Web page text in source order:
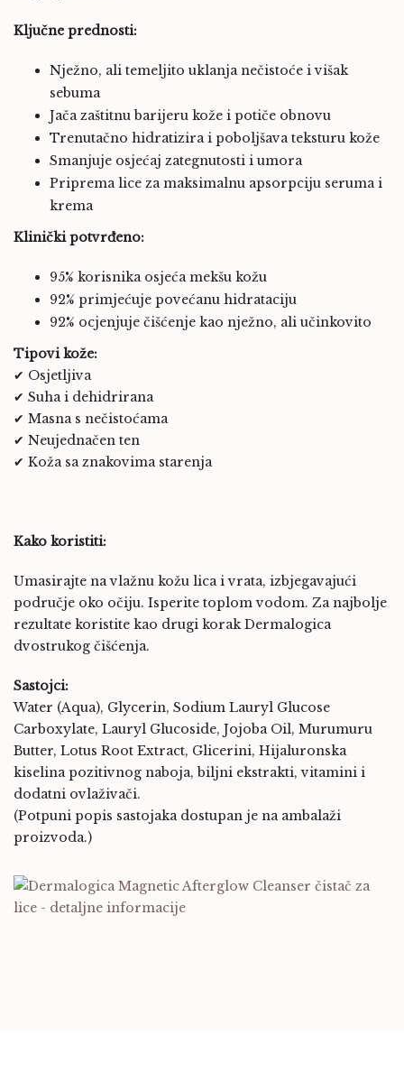
Ključne prednosti:
Nježno, ali temeljito uklanja nečistoće i višak
sebuma
Jača zaštitnu barijeru kože i potiče obnovu
Trenutačno hidratizira i poboljšava teksturu kože
Smanjuje osjećaj zategnutosti i umora
Priprema lice za maksimalnu apsorpciju seruma i
krema
Klinički potvrđeno:
95% korisnika osjeća mekšu kožu
92% primjećuje povećanu hidrataciju
92% ocjenjuje čišćenje kao nježno, ali učinkovito
Tipovi kože:
✔ Osjetljiva
✔ Suha i dehidrirana
✔ Masna s nečistoćama
✔ Neujednačen ten
✔ Koža sa znakovima starenja
Kako koristiti:
Umasirajte na vlažnu kožu lica i vrata, izbjegavajući
područje oko očiju. Isperite toplom vodom. Za najbolje
rezultate koristite kao drugi korak Dermalogica
dvostrukog čišćenja.
Sastojci:
Water (Aqua), Glycerin, Sodium Lauryl Glucose
Carboxylate, Lauryl Glucoside, Jojoba Oil, Murumuru
Butter, Lotus Root Extract, Glicerini, Hijaluronska
kiselina pozitivnog naboja, biljni ekstrakti, vitamini i
dodatni ovlaživači.
(Potpuni popis sastojaka dostupan je na ambalaži
proizvoda.)